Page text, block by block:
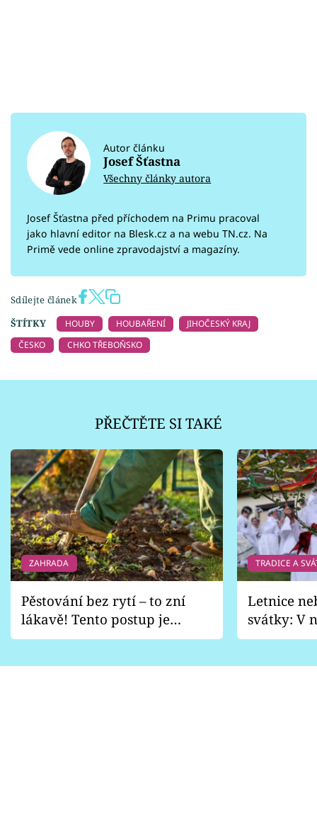
Autor článku
Josef Šťastna
Všechny články autora
Josef Šťastna před příchodem na Primu pracoval
jako hlavní editor na Blesk.cz a na webu TN.cz. Na
Primě vede online zpravodajství a magazíny.
Sdílejte článek
ŠTÍTKY
HOUBY HOUBAŘENÍ
JIHOČESKÝ KRAJ
ČESKO
CHKO TŘEBOŇSKO
PŘEČTĚTE SI TAKÉ
ZAHRADA
Pěstování bez rytí – to zní
lákavě! Tento postup je
vhodný jen pro některé
TRADICE A
Letnice
svátky: V
pondělí